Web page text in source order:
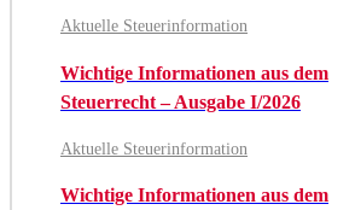
Aktuelle Steuerinformation
Wichtige Informationen aus dem
Steuerrecht – Ausgabe I/2026
Aktuelle Steuerinformation
Wichtige Informationen aus dem